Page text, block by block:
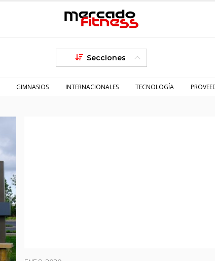
Secciones
GIMNASIOS INTERNACIONALES TECNOLOGÍA